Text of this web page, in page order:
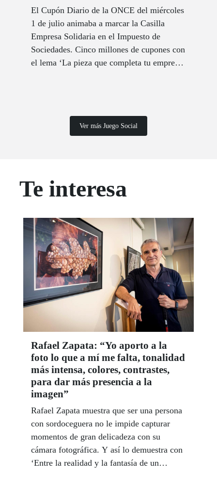
El Cupón Diario de la ONCE del miércoles
1 de julio animaba a marcar la Casilla
Empresa Solidaria en el Impuesto de
Sociedades. Cinco millones de cupones con
el lema ‘La pieza que completa tu empresa’
Ver más Juego Social
Te interesa
Rafael Zapata: “Yo aporto a la
foto lo que a mí me falta, tonalidad
más intensa, colores, contrastes,
para dar más presencia a la
imagen”
Rafael Zapata muestra que ser una persona
con sordoceguera no le impide capturar
momentos de gran delicadeza con su
cámara fotográfica. Y así lo demuestra con
‘Entre la realidad y la fantasía de un